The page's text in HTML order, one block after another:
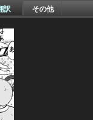
訳 その他